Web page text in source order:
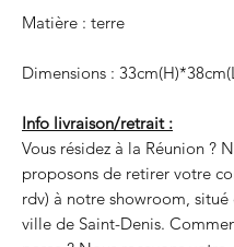
Matière : terre
Dimensions :
Info livraison/retrait :
Vous résidez à la Réunion ?
proposons de retirer votre
rdv) à notre showroom, situé
ville de Saint-Denis.